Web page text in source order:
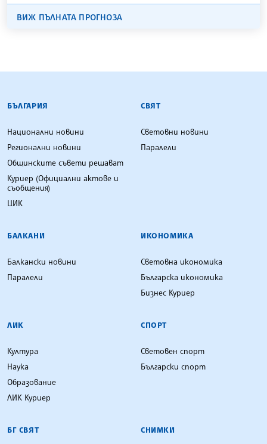
ВИЖ ПЪЛНАТА ПРОГНОЗА
БЪЛГАРСКА ТЕЛЕГРАФНА АГЕНЦИЯ
БЪЛГАРИЯ
Национални новини
Регионални новини
Общинските съвети решават
Куриер (Официални актове и
съобщения)
ЦИК
СВЯТ
Световни новини
Паралели
БАЛКАНИ
Балкански новини
Паралели
ИКОНОМИКА
Световна икономика
Българска икономика
Бизнес Куриер
ЛИК
Култура
Наука
Образование
ЛИК Куриер
СПОРТ
Световен спорт
Български спорт
БГ СВЯТ СНИМКИ